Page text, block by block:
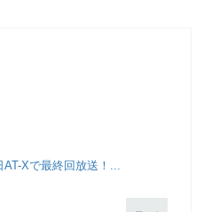
Xで最終回放送！...